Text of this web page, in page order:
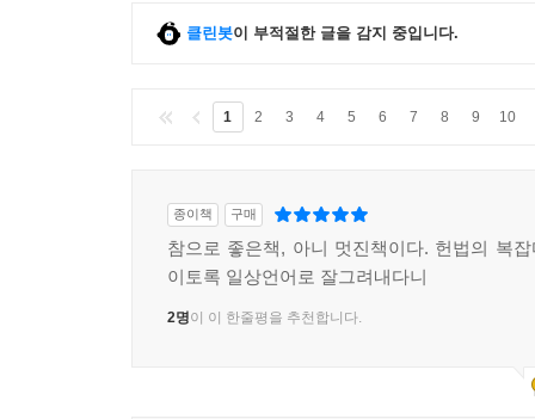
클린봇이 부적절한 글을 감지 중입니다.
1 2 3 4 5 6 7 8 9 10
종이책 구매
참으로 좋은책, 아니 멋진책이다. 헌법의 복
이토록 일상언어로 잘그려내다니
2명이 이 한줄평을 추천합니다.